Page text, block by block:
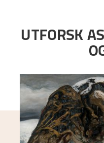
UTFORSK